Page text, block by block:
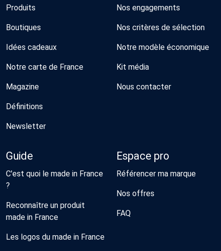
Produits
Boutiques
Idées cadeaux
Notre carte de France
Magazine
Définitions
Newsletter
Nos engagements
Nos critères de sélection
Notre modèle économique
Kit média
Nous contacter
Guide
C'est quoi le made in France
?
Reconnaître un produit
made in France
Les logos du made in France
Espace pro
Référencer ma marque
Nos offres
FAQ